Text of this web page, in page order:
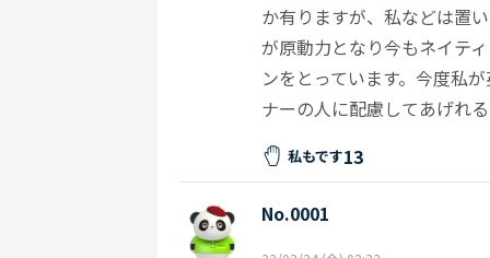
か有りますが、私などは置
が原動力となり今もネイテ
ンをとっています。今度私
ナーの人に配慮してあげれ
私もです13
No.0001